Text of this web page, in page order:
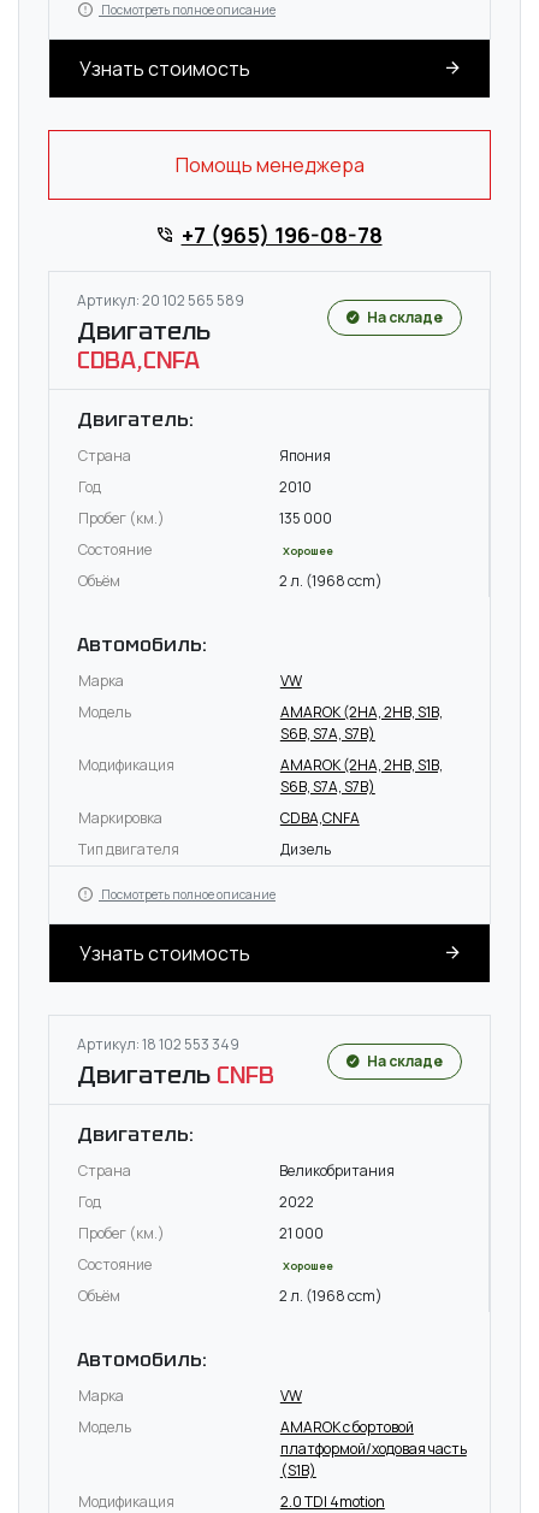
Посмотреть полное описание
Узнать стоимость
Помощь менеджера
+7 (965) 196-08-78
Артикул: 20 102 565 589
Двигатель
CDBA,CNFA
На складе
Двигатель:
Страна
Япония
Год
2010
Пробег (км.)
135 000
Состояние
Хорошее
Объём 2 л. (1968 ccm)
Автомобиль:
Марка
VW
Модель
AMAROK (2HA, 2HB, S1B,
S6B, S7A, S7B)
Модификация
AMAROK (2HA, 2HB, S1B,
S6B, S7A, S7B)
Маркировка
CDBA,CNFA
Тип двигателя
Дизель
Посмотреть полное описание
Узнать стоимость
Артикул: 18 102 553 349
Двигатель CNFB На складе
Двигатель:
Страна
Великобритания
Год
2022
Пробег (км.)
21 000
Состояние
Хорошее
Объём 2 л. (1968 ccm)
Автомобиль:
Марка
VW
Модель
AMAROK c бортовой
платформой/ходовая часть
(S1B)
Модификация
2.0 TDI 4motion